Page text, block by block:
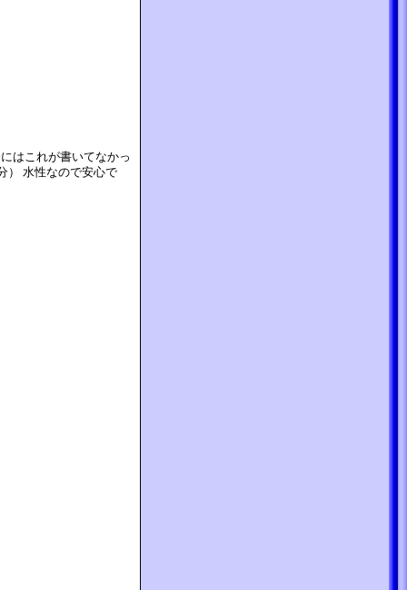
はこれが書いてなかっ
） 水性なので安心で